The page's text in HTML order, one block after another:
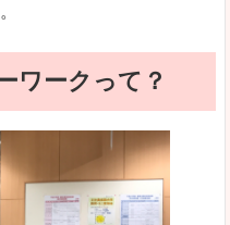
ワークって？